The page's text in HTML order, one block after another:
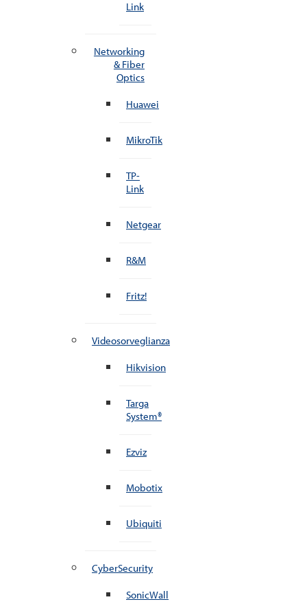
Link
Networking
& Fiber
Optics
Huawei
MikroTik
TP-
Link
Netgear
R&M
Fritz!
Videosorveglianza
Hikvision
Targa
System®
Ezviz
Mobotix
Ubiquiti
CyberSecurity
SonicWall